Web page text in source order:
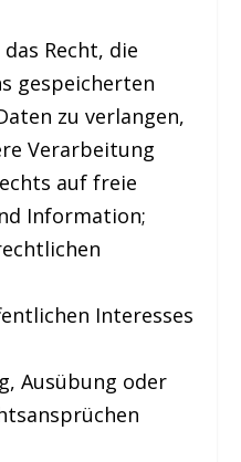
Recht, die
gespeicherten
zu verlangen,
Verarbeitung
auf freie
Information;
Interesses
Ausübung oder